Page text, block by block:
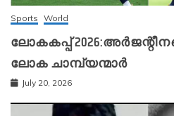
Sports World
ലോകകപ്പ്
ലോക ചാമ്പ്യന്മാർ
July 20, 2026